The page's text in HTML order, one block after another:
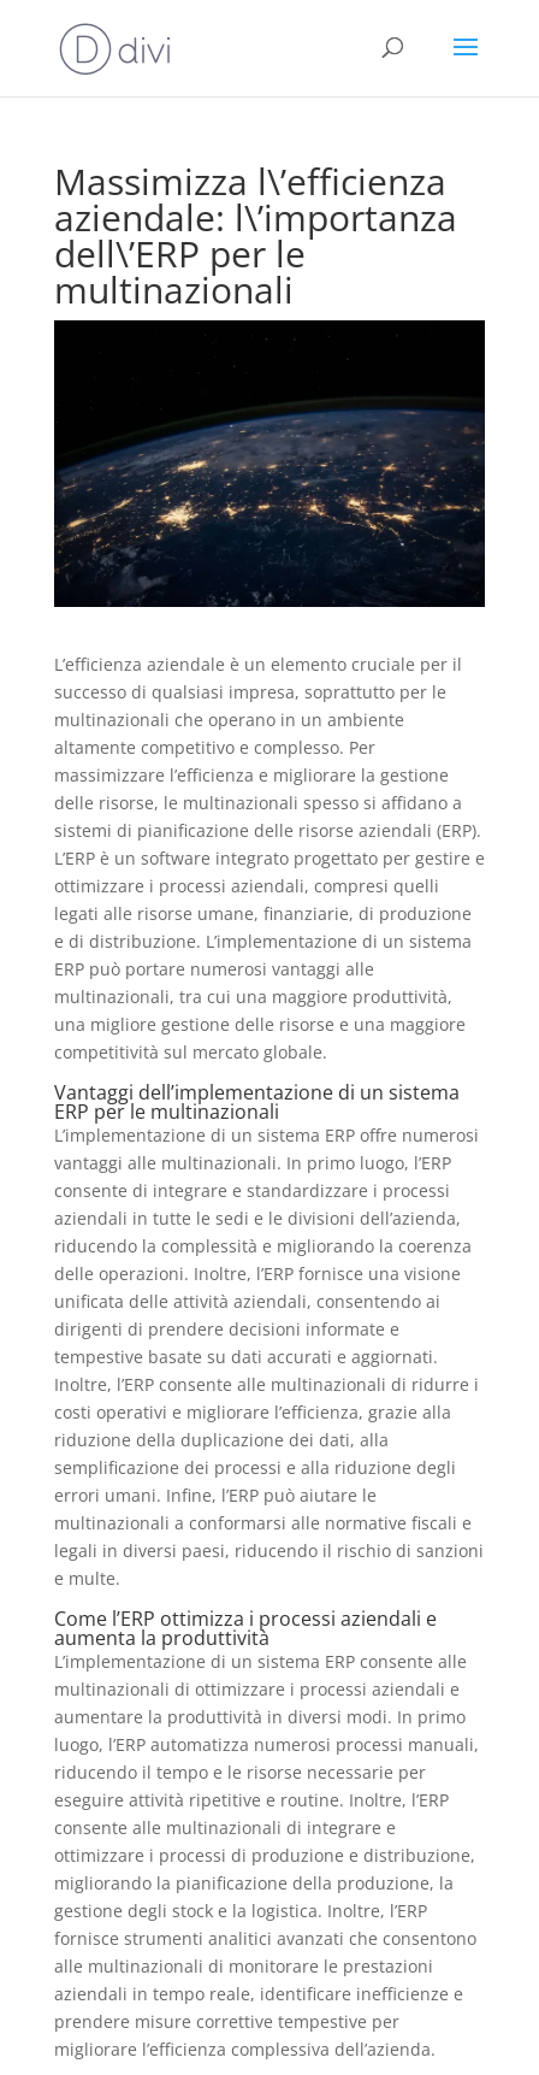
Massimizza l\’efficienza
aziendale: l\’importanza
dell\’ERP per le
multinazionali
L’efficienza aziendale è un elemento cruciale per il
successo di qualsiasi impresa, soprattutto per le
multinazionali che operano in un ambiente
altamente competitivo e complesso. Per
massimizzare l’efficienza e migliorare la gestione
delle risorse, le multinazionali spesso si affidano a
sistemi di pianificazione delle risorse aziendali (ERP).
L’ERP è un software integrato progettato per gestire e
ottimizzare i processi aziendali, compresi quelli
legati alle risorse umane, finanziarie, di produzione
e di distribuzione. L’implementazione di un sistema
ERP può portare numerosi vantaggi alle
multinazionali, tra cui una maggiore produttività,
una migliore gestione delle risorse e una maggiore
competitività sul mercato globale.
Vantaggi dell’implementazione di un sistema
ERP per le multinazionali
L’implementazione di un sistema ERP offre numerosi
vantaggi alle multinazionali. In primo luogo, l’ERP
consente di integrare e standardizzare i processi
aziendali in tutte le sedi e le divisioni dell’azienda,
riducendo la complessità e migliorando la coerenza
delle operazioni. Inoltre, l’ERP fornisce una visione
unificata delle attività aziendali, consentendo ai
dirigenti di prendere decisioni informate e
tempestive basate su dati accurati e aggiornati.
Inoltre, l’ERP consente alle multinazionali di ridurre i
costi operativi e migliorare l’efficienza, grazie alla
riduzione della duplicazione dei dati, alla
semplificazione dei processi e alla riduzione degli
errori umani. Infine, l’ERP può aiutare le
multinazionali a conformarsi alle normative fiscali e
legali in diversi paesi, riducendo il rischio di sanzioni
e multe.
Come l’ERP ottimizza i processi aziendali e
aumenta la produttività
L’implementazione di un sistema ERP consente alle
multinazionali di ottimizzare i processi aziendali e
aumentare la produttività in diversi modi. In primo
luogo, l’ERP automatizza numerosi processi manuali,
riducendo il tempo e le risorse necessarie per
eseguire attività ripetitive e routine. Inoltre, l’ERP
consente alle multinazionali di integrare e
ottimizzare i processi di produzione e distribuzione,
migliorando la pianificazione della produzione, la
gestione degli stock e la logistica. Inoltre, l’ERP
fornisce strumenti analitici avanzati che consentono
alle multinazionali di monitorare le prestazioni
aziendali in tempo reale, identificare inefficienze e
prendere misure correttive tempestive per
migliorare l’efficienza complessiva dell’azienda.